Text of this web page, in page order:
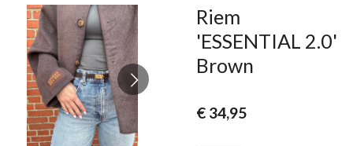
Riem
'ESSENTIAL 2.0'
Brown
€ 34,95